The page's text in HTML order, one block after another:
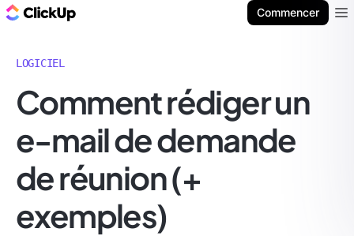
Commencer
LOGICIEL
Comment rédiger un
e-mail de demande
de réunion (+
exemples)